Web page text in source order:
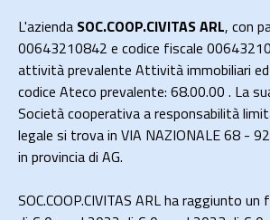
L'azienda SOC.COOP.CIVITAS ARL, con
00643210842 e codice fiscale
attività prevalente Attività immobiliari
codice Ateco prevalente: 68.00.00 . La
Società cooperativa a responsabilità
legale si trova in VIA NAZIONALE 68 -
in provincia di AG.
SOC.COOP.CIVITAS ARL ha raggiunto